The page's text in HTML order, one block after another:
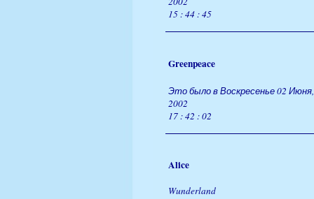
15 : 44 : 45
Greenpeace
Это было в Воскресенье 02 Июня,
2002
17 : 42 : 02
Alice
Wunderland